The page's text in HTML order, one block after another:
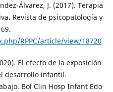
Álvarez, J. (2017). Terapia
Revista de psicopatología y
RPPC/article/view/18720
El efecto de la exposición
desarrollo infantil.
Bol Clin Hosp Infant Edo